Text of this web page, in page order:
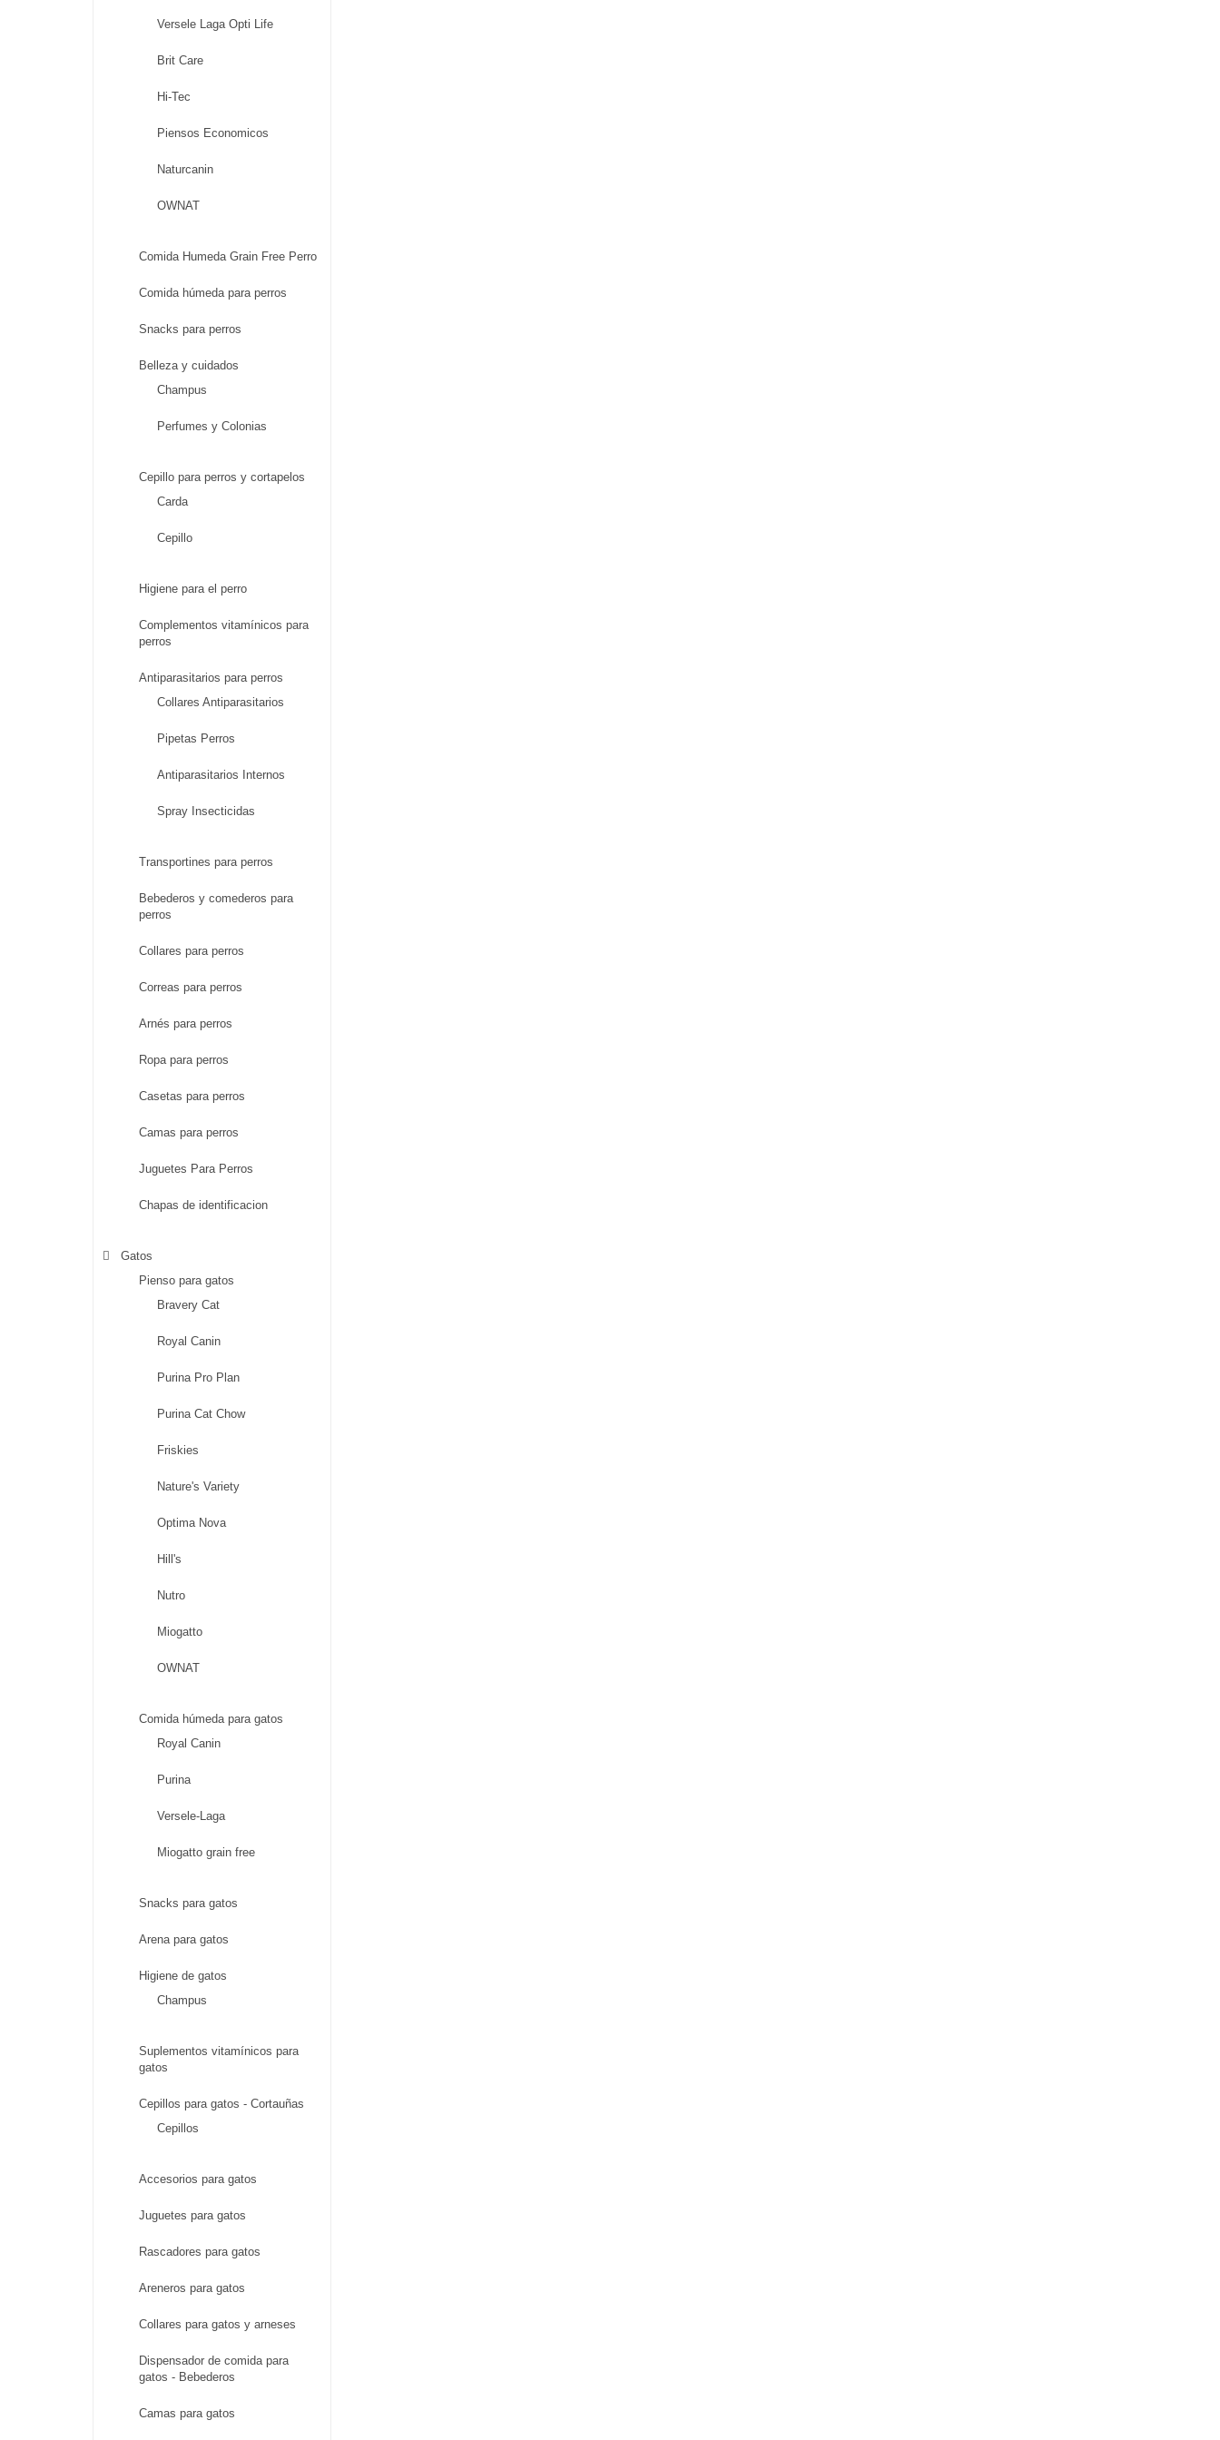
Versele Laga Opti Life
Brit Care
Hi-Tec
Piensos Economicos
Naturcanin
OWNAT
Comida Humeda Grain Free Perro
Comida húmeda para perros
Snacks para perros
Belleza y cuidados
Champus
Perfumes y Colonias
Cepillo para perros y cortapelos
Carda
Cepillo
Higiene para el perro
Complementos vitamínicos para
perros
Antiparasitarios para perros
Collares Antiparasitarios
Pipetas Perros
Antiparasitarios Internos
Spray Insecticidas
Transportines para perros
Bebederos y comederos para
perros
Collares para perros
Correas para perros
Arnés para perros
Ropa para perros
Casetas para perros
Camas para perros
Juguetes Para Perros
Chapas de identificacion
Gatos
Pienso para gatos
Bravery Cat
Royal Canin
Purina Pro Plan
Purina Cat Chow
Friskies
Nature's Variety
Optima Nova
Hill's
Nutro
Miogatto
OWNAT
Comida húmeda para gatos
Royal Canin
Purina
Versele-Laga
Miogatto grain free
Snacks para gatos
Arena para gatos
Higiene de gatos
Champus
Suplementos vitamínicos para
gatos
Cepillos para gatos - Cortauñas
Cepillos
Accesorios para gatos
Juguetes para gatos
Rascadores para gatos
Areneros para gatos
Collares para gatos y arneses
Dispensador de comida para
gatos - Bebederos
Camas para gatos